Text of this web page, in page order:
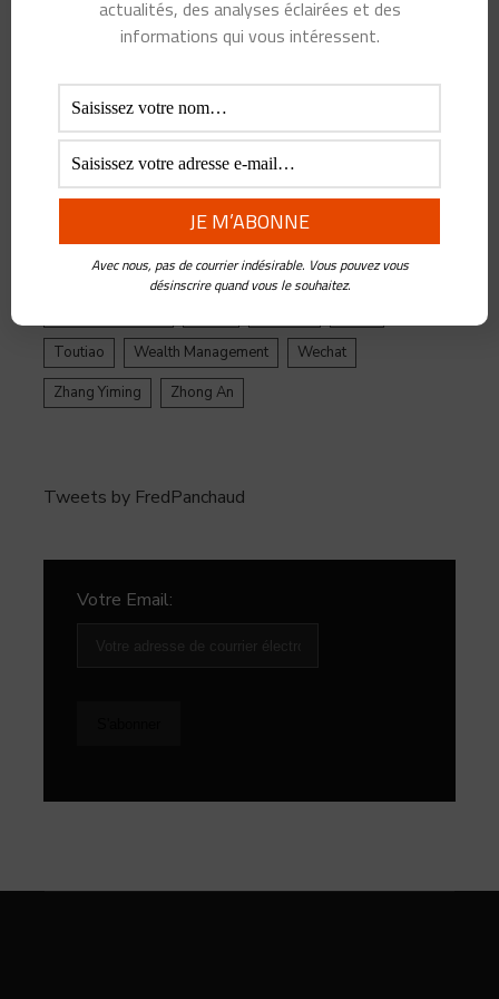
ByteDance
Chine credit crypto
Crypto Yuan
Epargne
Facebook
Innovations
Intelligence Artificielle
Jack Ma
Live Streaming LuFax
Ping An
Plateforme
Réglementation
Toutiao
Wealth Management
Wechat
Zhang Yiming
Zhong An
Tweets by FredPanchaud
Votre Email:
actualités, des analyses éclairées et des
informations qui vous intéressent.
Avec nous, pas de courrier indésirable. Vous pouvez vous
désinscrire quand vous le souhaitez.